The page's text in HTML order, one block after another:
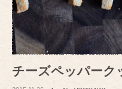
チーズペッパーク